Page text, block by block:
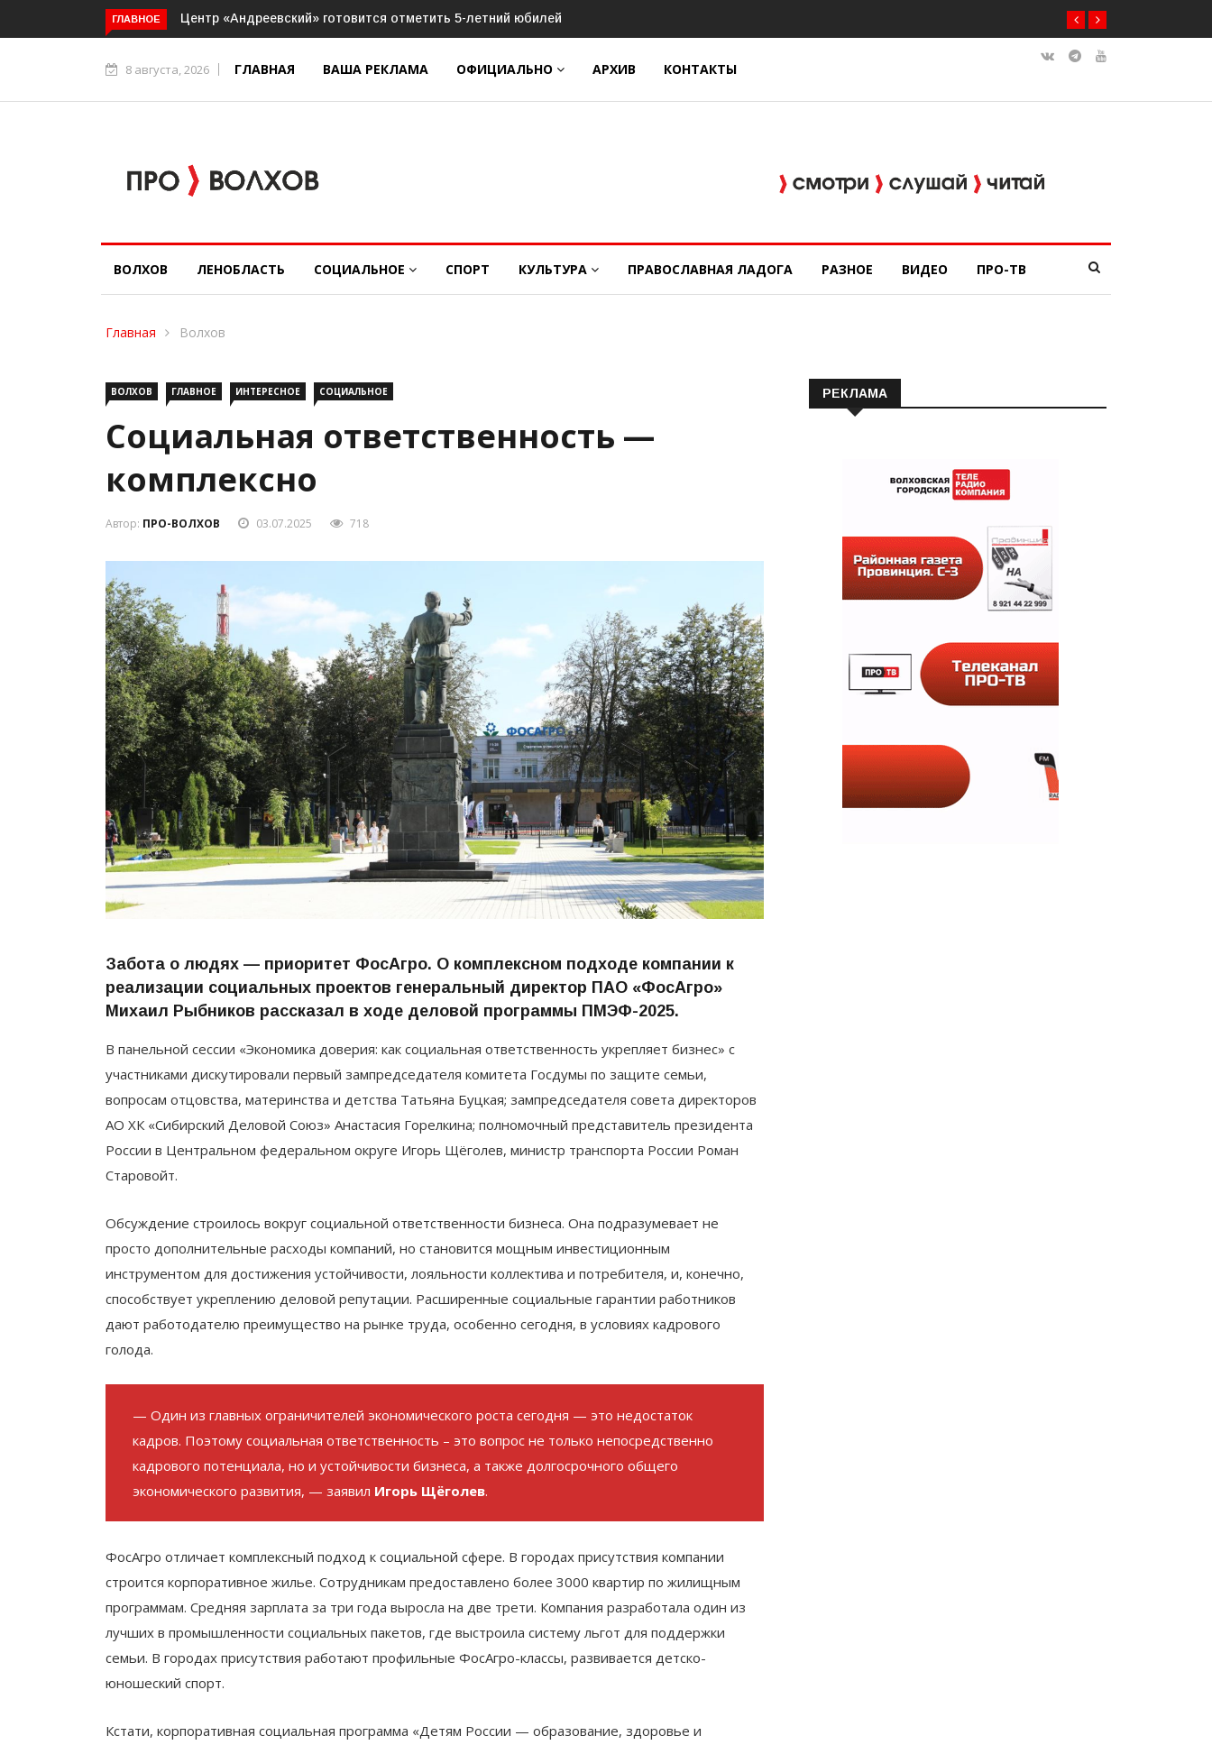
ГЛАВНОЕ «Подсмотрено» от 07.08.2026 (ВИДЕО)
8 августа, 2026 ГЛАВНАЯ ВАША РЕКЛАМА ОФИЦИАЛЬНО АРХИВ КОНТАКТЫ
ВОЛХОВ ЛЕНОБЛАСТЬ СОЦИАЛЬНОЕ СПОРТ КУЛЬТУРА ПРАВОСЛАВНАЯ ЛАДОГА РАЗНОЕ ВИДЕО ПРО-ТВ
Главная Волхов
ВОЛХОВ ГЛАВНОЕ ИНТЕРЕСНОЕ СОЦИАЛЬНОЕ
Социальная ответственность —
комплексно
Автор: ПРО-ВОЛХОВ 03.07.2025 718
Забота о людях — приоритет ФосАгро. О комплексном подходе компании к
реализации социальных проектов генеральный директор ПАО «ФосАгро»
Михаил Рыбников рассказал в ходе деловой программы ПМЭФ-2025.
В панельной сессии «Экономика доверия: как социальная ответственность укрепляет бизнес» с
участниками дискутировали первый зампредседателя комитета Госдумы по защите семьи,
вопросам отцовства, материнства и детства Татьяна Буцкая; зампредседателя совета директоров
АО ХК «Сибирский Деловой Союз» Анастасия Горелкина; полномочный представитель президента
России в Центральном федеральном округе Игорь Щёголев, министр транспорта России Роман
Старовойт.
Обсуждение строилось вокруг социальной ответственности бизнеса. Она подразумевает не
просто дополнительные расходы компаний, но становится мощным инвестиционным
инструментом для достижения устойчивости, лояльности коллектива и потребителя, и, конечно,
способствует укреплению деловой репутации. Расширенные социальные гарантии работников
дают работодателю преимущество на рынке труда, особенно сегодня, в условиях кадрового
голода.
— Один из главных ограничителей экономического роста сегодня — это недостаток
кадров. Поэтому социальная ответственность – это вопрос не только непосредственно
кадрового потенциала, но и устойчивости бизнеса, а также долгосрочного общего
экономического развития, — заявил Игорь Щёголев.
ФосАгро отличает комплексный подход к социальной сфере. В городах присутствия компании
строится корпоративное жилье. Сотрудникам предоставлено более 3000 квартир по жилищным
программам. Средняя зарплата за три года выросла на две трети. Компания разработала один из
лучших в промышленности социальных пакетов, где выстроила систему льгот для поддержки
семьи. В городах присутствия работают профильные ФосАгро-классы, развивается детско-
юношеский спорт.
Кстати, корпоративная социальная программа «Детям России — образование, здоровье и
РЕКЛАМА